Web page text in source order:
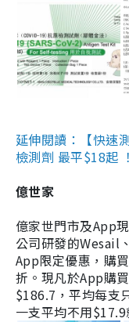
延伸閱讀：【快速
檢測劑 最平$18起
億世家
億家世門市及App
公司研發的Wesail
App限定優惠，購
折。現凡於App購
$186.7，平均每支
一支平均不用